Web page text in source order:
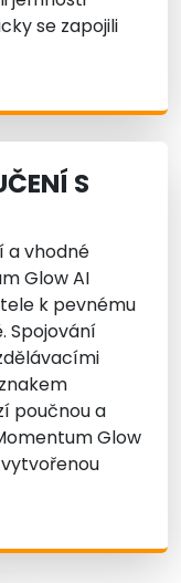
se zapojili
S
a vhodné
Glow AI
k pevnému
Spojování
poučnou a
Glow